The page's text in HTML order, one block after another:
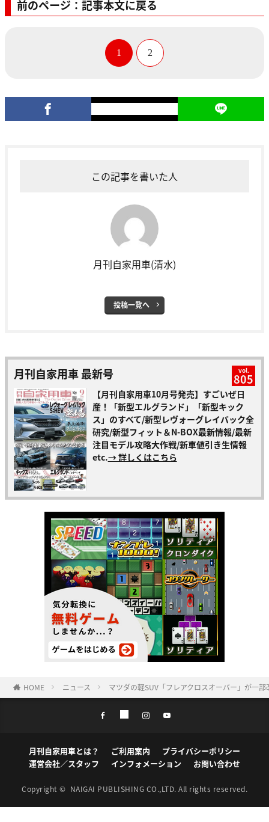
前のページ：記事本文に戻る
1 2
この記事を書いた人
月刊自家用車(清水)
投稿一覧へ
月刊自家用車 最新号 vol.
805
【月刊自家用車10月号発売】すごいぜ日
産！「新型エルグランド」「新型キック
ス」のすべて/新型レヴォーグレイバック全
研究/新型フィット＆N-BOX最新情報/最新
注目モデル攻略大作戦/新車値引き生情報
etc.→ 詳しくはこちら
HOME ニュース マツダの軽SUV「フレアクロスオーバー」が一
月刊自家用車とは？ ご利用案内
プライバシーポリシー
運営会社／スタッフ
インフォメーション お問い合わせ
Copyright © NAIGAI PUBLISHING CO.,LTD. All rights reserved.